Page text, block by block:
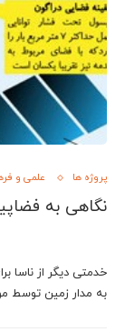
پروژه ها علمی و
نگاهی به
خدمتی دیگر از ناسا
به مدار زمین توسط